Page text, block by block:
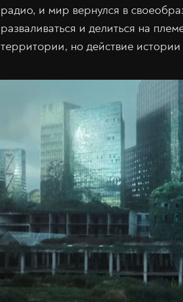
радио, и мир вернулся в
разваливаться и делиться на
территории, но действие истории